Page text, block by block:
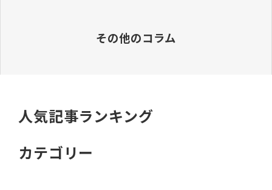
その他のコラム
人気記事ランキング
カテゴリー